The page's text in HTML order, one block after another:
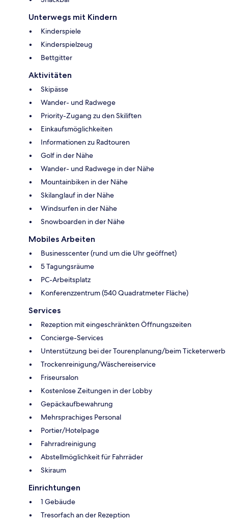
Unterwegs mit Kindern
Kinderspiele
Kinderspielzeug
Bettgitter
Aktivitäten
Skipässe
Wander- und Radwege
Priority-Zugang zu den Skiliften
Einkaufsmöglichkeiten
Informationen zu Radtouren
Golf in der Nähe
Wander- und Radwege in der Nähe
Mountainbiken in der Nähe
Skilanglauf in der Nähe
Windsurfen in der Nähe
Snowboarden in der Nähe
Mobiles Arbeiten
Businesscenter (rund um die Uhr geöffnet)
5 Tagungsräume
PC-Arbeitsplatz
Konferenzzentrum (540 Quadratmeter Fläche)
Services
Rezeption mit eingeschränkten Öffnungszeiten
Concierge-Services
Unterstützung bei der Tourenplanung/beim Ticketerwerb
Trockenreinigung/Wäschereiservice
Friseursalon
Kostenlose Zeitungen in der Lobby
Gepäckaufbewahrung
Mehrsprachiges Personal
Portier/Hotelpage
Fahrradreinigung
Abstellmöglichkeit für Fahrräder
Skiraum
Einrichtungen
1 Gebäude
Tresorfach an der Rezeption